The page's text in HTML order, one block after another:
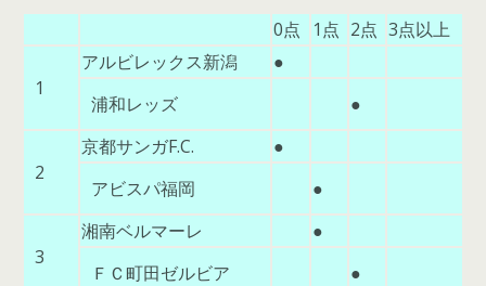
0点 1点 2点 3点以上
1
アルビレックス新潟
●
浦和レッズ
●
2
京都サンガF.C.
●
アビスパ福岡
●
3
湘南ベルマーレ
●
ＦＣ町田ゼルビア
●